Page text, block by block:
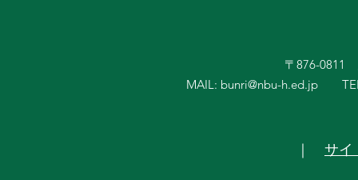
〒876-0811
MAIL: bunri@nbu-h.ed.jp
｜ サイ